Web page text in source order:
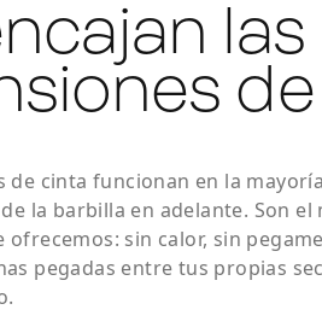
las
de cinta funcionan en la
la barbilla en adelante. Son el
ofrecemos: sin calor, sin
pegadas entre tus propias